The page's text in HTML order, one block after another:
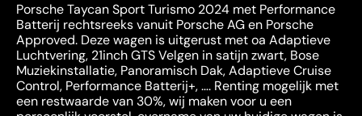
Porsche Taycan Sport Turismo 2024 met Performance
Batterij rechtsreeks vanuit Porsche AG en Porsche
Approved. Deze wagen is uitgerust met oa Adaptieve
Luchtvering, 21inch GTS Velgen in satijn zwart, Bose
Muziekinstallatie, Panoramisch Dak, Adaptieve Cruise
Control, Performance Batterij+, …. Renting mogelijk met
een restwaarde van 30%, wij maken voor u een